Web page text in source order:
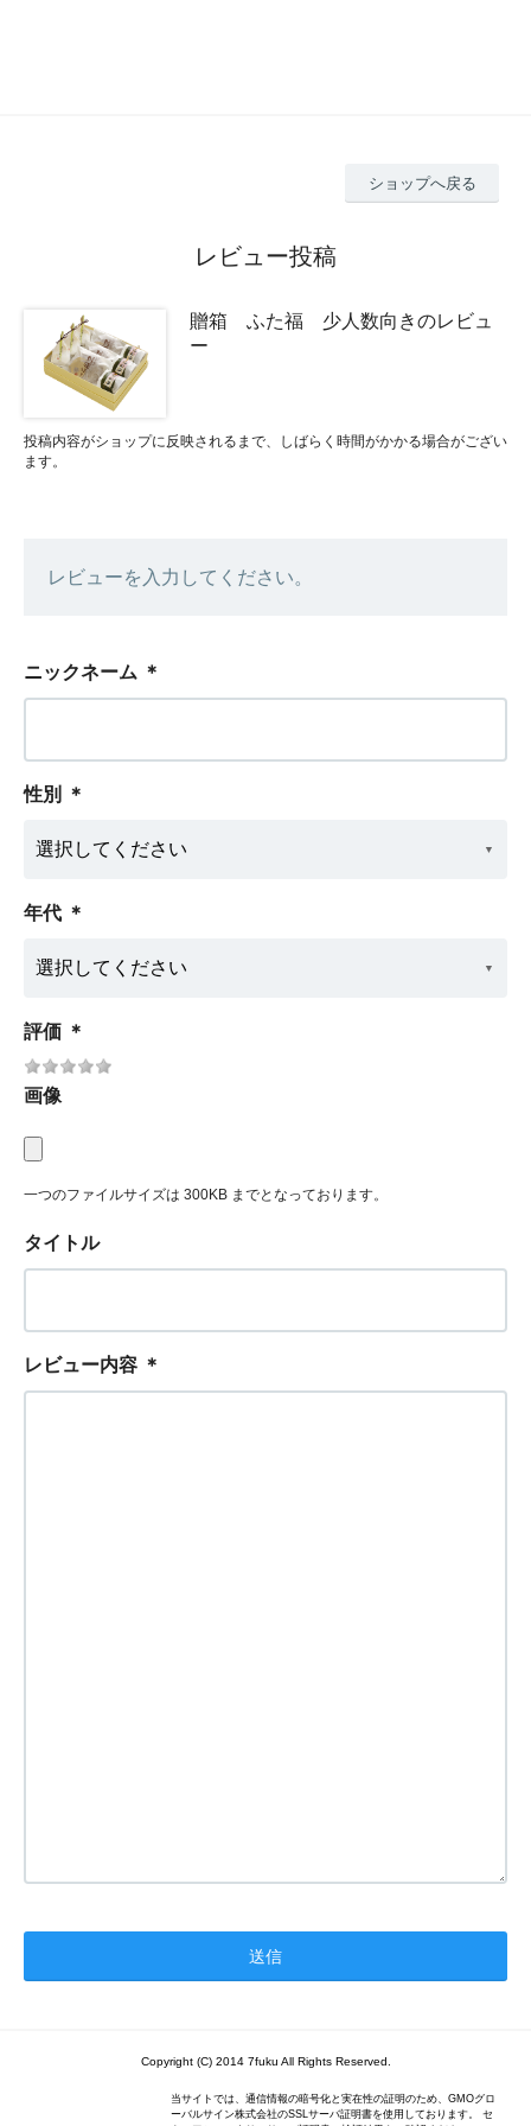
ショップへ戻る
レビュー投稿
贈箱 ふた福 少人数向きのレビュ
ー
投稿内容がショップに反映されるまで、しばらく時間がかかる場合がござい
ます。
レビューを入力してください。
ニックネーム ＊
性別 ＊
年代 ＊
評価 ＊
画像
一つのファイルサイズは 300KB までとなっております。
タイトル
レビュー内容 ＊
Copyright (C) 2014 7fuku All Rights Reserved.
当サイトでは、通信情報の暗号化と実在性の証明のため、GMOグロ
ーバルサイン株式会社のSSLサーバ証明書を使用しております。 セ